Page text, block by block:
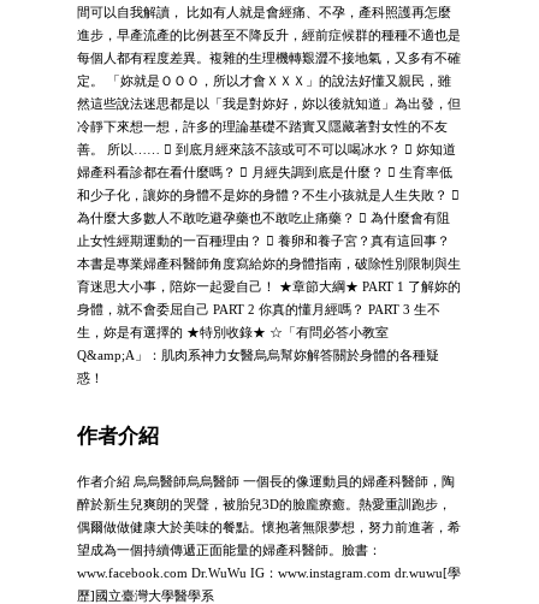
間可以自我解讀， 比如有人就是會經痛、不孕，產科照護再怎麼
進步，早產流產的比例甚至不降反升，經前症候群的種種不適也是
每個人都有程度差異。複雜的生理機轉艱澀不接地氣，又多有不確
定。 「妳就是ＯＯＯ，所以才會ＸＸＸ」的說法好懂又親民，雖
然這些說法迷思都是以「我是對妳好，妳以後就知道」為出發，但
冷靜下來想一想，許多的理論基礎不踏實又隱藏著對女性的不友
善。 所以……  到底月經來該不該或可不可以喝冰水？  妳知道
婦產科看診都在看什麼嗎？  月經失調到底是什麼？  生育率低
和少子化，讓妳的身體不是妳的身體？不生小孩就是人生失敗？ 
為什麼大多數人不敢吃避孕藥也不敢吃止痛藥？  為什麼會有阻
止女性經期運動的一百種理由？  養卵和養子宮？真有這回事？
本書是專業婦產科醫師角度寫給妳的身體指南，破除性別限制與生
育迷思大小事，陪妳一起愛自己！ ★章節大綱★ PART 1 了解妳的
身體，就不會委屈自己 PART 2 你真的懂月經嗎？ PART 3 生不
生，妳是有選擇的 ★特別收錄★ ☆「有問必答小教室
Q&amp;A」：肌肉系神力女醫烏烏幫妳解答關於身體的各種疑
惑！
作者介紹
作者介紹 烏烏醫師烏烏醫師 一個長的像運動員的婦產科醫師，陶
醉於新生兒爽朗的哭聲，被胎兒3D的臉龐療癒。熱愛重訓跑步，
偶爾做做健康大於美味的餐點。懷抱著無限夢想，努力前進著，希
望成為一個持續傳遞正面能量的婦產科醫師。臉書：
www.facebook.com Dr.WuWu IG：www.instagram.com dr.wuwu[學
歷]國立臺灣大學醫學系